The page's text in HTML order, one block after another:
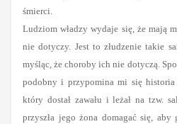
śmierci.
Ludziom władzy wydaje się, że mają
nie dotyczy. Jest to złudzenie takie
myśląc, że choroby ich nie dotyczą.
podobny i przypomina mi się historia
który dostał zawału i leżał na tzw.
przyszła jego żona domagać się,